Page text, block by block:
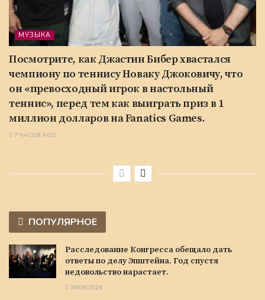
МУЗЫКА
Посмотрите, как Джастин Бибер хвастался
чемпиону по теннису Новаку Джоковичу, что
он «превосходный игрок в настольный
теннис», перед тем как выиграть приз в 1
миллион долларов на Fanatics Games.
7 ЧАСОВ AGO
ПОПУЛЯРНОЕ
Расследование Конгресса обещало дать
ответы по делу Эпштейна. Год спустя
недовольство нарастает.
06/08/2026